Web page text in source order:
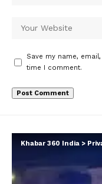
Save my name,
time I comment.
Khabar 360 India >